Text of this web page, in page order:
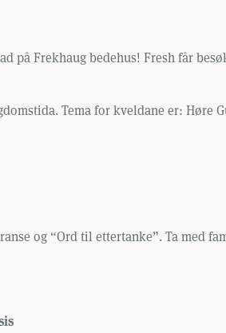
Frekhaug bedehus! Fresh får
Tema for kveldane er: Høre
og “Ord til ettertanke”.Ta med